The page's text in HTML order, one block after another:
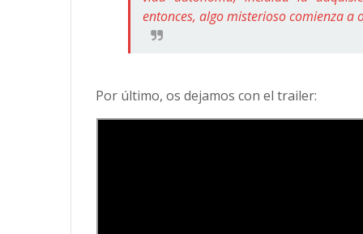
entonces, algo misterioso comienza a
Por último, os dejamos con el trailer: